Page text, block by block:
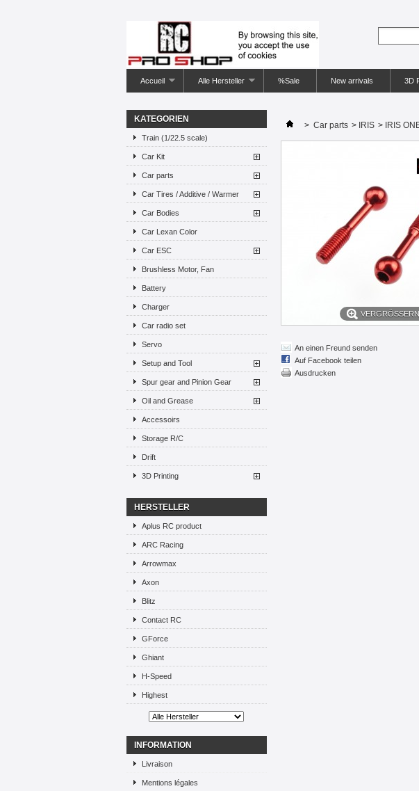
Accueil Alle Hersteller %Sale New arrivals 3D
KATEGORIEN
Train (1/22.5 scale)
Car Kit
Car parts
Car Tires / Additive / Warmer
Car Bodies
Car Lexan Color
Car ESC
Brushless Motor, Fan
Battery
Charger
Car radio set
Servo
Setup and Tool
Spur gear and Pinion Gear
Oil and Grease
Accessoirs
Storage R/C
Drift
3D Printing
HERSTELLER
Aplus RC product
ARC Racing
Arrowmax
Axon
Blitz
Contact RC
GForce
Ghiant
H-Speed
Highest
INFORMATION
Livraison
Mentions légales
> Car parts > IRIS > IRIS
VERGRÖSSERN
An einen Freund senden
Auf Facebook teilen
Ausdrucken